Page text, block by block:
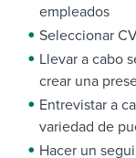
empleados
Seleccionar
Llevar a cabo
crear una
Entrevistar a
variedad de
Hacer un